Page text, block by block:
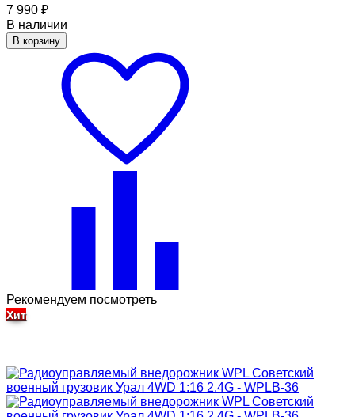
7 990 ₽
В наличии
В корзину
Рекомендуем посмотреть
Хит